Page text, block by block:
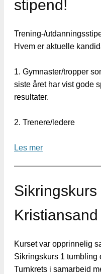
stipend!
Trening-/
Hvem er aktuelle
1. Gymnaster/tropper
siste året har vist gode
resultater.
2. Trenere/ledere
Les mer
Kristiansand
Kurset var opprinnelig
Sikringskurs 1 tumbling
Turnkrets i samarbeid